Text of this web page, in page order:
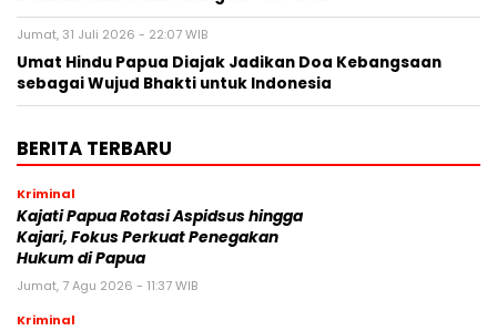
Jumat, 31 Juli 2026 - 22:07 WIB
Umat Hindu Papua Diajak Jadikan Doa Kebangsaan
sebagai Wujud Bhakti untuk Indonesia
BERITA TERBARU
Kriminal
Kajati Papua Rotasi Aspidsus hingga
Kajari, Fokus Perkuat Penegakan
Hukum di Papua
Jumat, 7 Agu 2026 - 11:37 WIB
Kriminal